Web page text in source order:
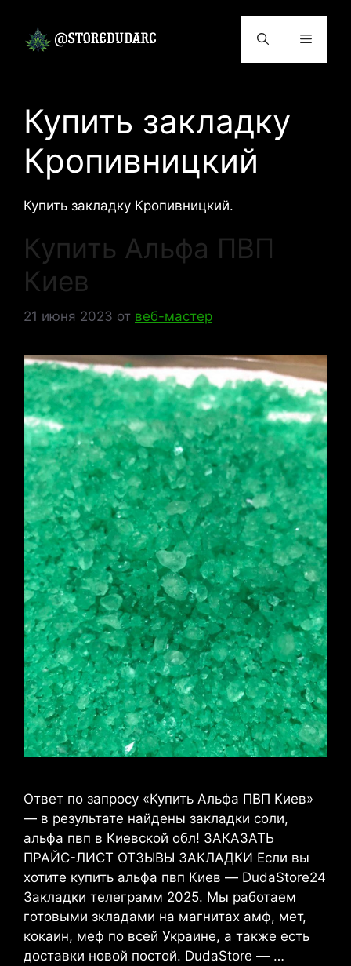
содержимому
Меню
Купить закладку
Кропивницкий
Купить закладку Кропивницкий.
Купить Альфа ПВП
Киев
21 июня 2023 от веб-мастер
Ответ по запросу «Купить Альфа ПВП Киев»
— в результате найдены закладки соли,
альфа пвп в Киевской обл! ЗАКАЗАТЬ
ПРАЙС-ЛИСТ ОТЗЫВЫ ЗАКЛАДКИ Если вы
хотите купить альфа пвп Киев — DudaStore24
Закладки телеграмм 2025. Мы работаем
готовыми зкладами на магнитах амф, мет,
кокаин, меф по всей Украине, а также есть
доставки новой постой. DudaStore — …